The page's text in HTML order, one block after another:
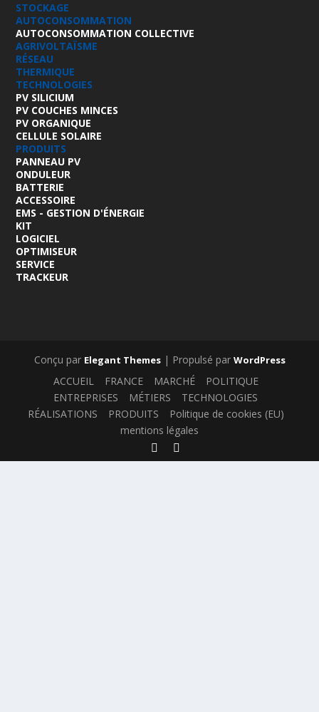
STOCKAGE
AUTOCONSOMMATION
AUTOCONSOMMATION COLLECTIVE
AGRIVOLTAÏSME
RÉSEAU
THERMIQUE
TECHNOLOGIES
PV SILICIUM
PV COUCHES MINCES
PV ORGANIQUE
CELLULE SOLAIRE
PRODUITS
PANNEAU PV
ONDULEUR
BATTERIE
ACCESSOIRE
EMS - GESTION D'ÉNERGIE
KIT
LOGICIEL
OPTIMISEUR
SERVICE
TRACKEUR
Conçu par Elegant Themes| Propulsé par WordPress
ACCUEIL FRANCE MARCHÉ
POLITIQUE
ENTREPRISES
MÉTIERS
TECHNOLOGIES
RÉALISATIONS
PRODUITS
Politique de cookies (EU)
mentions légales